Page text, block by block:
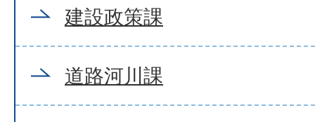
建設政策課
道路河川課